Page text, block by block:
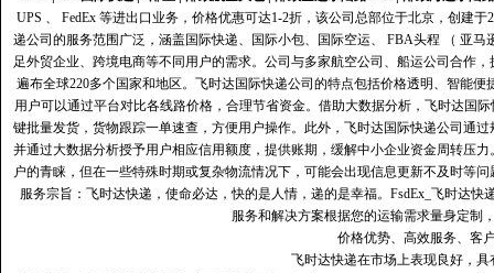
UPS 、 FedEx 等进出口业务，价格优惠可达1-2折，该公司总部位于北京，创建
递公司的服务范围广泛，涵盖国际快递、国际小包、国际空运、 FBA头程 （ 亚
足外贸企业、跨境电商等不同用户的需求。公司与多家航空公司、船运公司合作
遍布全球220多个国家和地区。飞时达国际快递公司的特点包括价格透明、智能
用户可以通过平台对比各线路价格，合理节省资金。借助大数据分析，飞时达国
键批量发货，货物跟踪一单速查，方便用户操作。此外，飞时达国际快递公司通
并通过大数据分析授予用户相应信用额度，提供账期，缓解中小企业资金周转压
户的青睐，但在一些特殊时期或复杂物流情况下，可能会出现信息更新不及时等
服务宗旨：飞时达快递，使命必达，快的是人情，递的是幸福。FsdEx_飞时达
服务和解决方案根据您的运输需求量身定制
价格优势、高效服务、客
飞时达快递在市场上表现良好，